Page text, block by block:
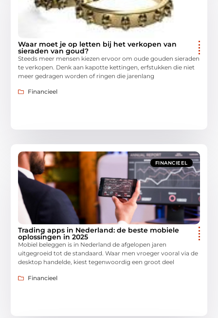
Waar moet je op letten bij het verkopen van
sieraden van goud?
Steeds meer mensen kiezen ervoor om oude gouden sieraden
te verkopen. Denk aan kapotte kettingen, erfstukken die niet
meer gedragen worden of ringen die jarenlang
Financieel
FINANCIEEL
Trading apps in Nederland: de beste mobiele
oplossingen in 2025
Mobiel beleggen is in Nederland de afgelopen jaren
uitgegroeid tot de standaard. Waar men vroeger vooral via de
desktop handelde, kiest tegenwoordig een groot deel
Financieel